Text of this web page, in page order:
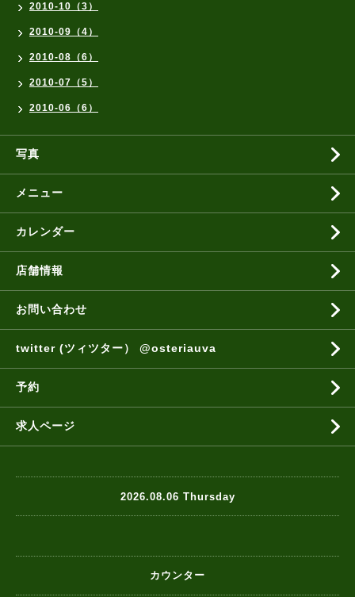
2010-10（3）
2010-09（4）
2010-08（6）
2010-07（5）
2010-06（6）
写真
メニュー
カレンダー
店舗情報
お問い合わせ
twitter (ツィツター） @osteriauva
予約
求人ページ
2026.08.06 Thursday
カウンター